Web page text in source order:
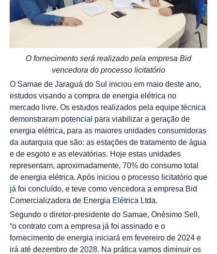
O fornecimento será realizado pela empresa Bid
vencedora do processo licitatório
O Samae de Jaraguá do Sul iniciou em maio deste ano,
estudos visando a compra de energia elétrica no
mercado livre. Os estudos realizados pela equipe técnica
demonstraram potencial para viabilizar a geração de
energia elétrica, para as maiores unidades consumidoras
da autarquia que são: as estações de tratamento de água
e de esgoto e as elevatórias. Hoje estas unidades
representam, aproximadamente, 70% do consumo total
de energia elétrica. Após iniciou o processo licitatório que
já foi concluído, e teve como vencedora a empresa Bid
Comercializadora de Energia Elétrica Ltda.
Segundo o diretor-presidente do Samae, Onésimo Sell,
“o contrato com a empresa já foi assinado e o
fornecimento de energia iniciará em fevereiro de 2024 e
irá até dezembro de 2028. Na prática vamos diminuir os